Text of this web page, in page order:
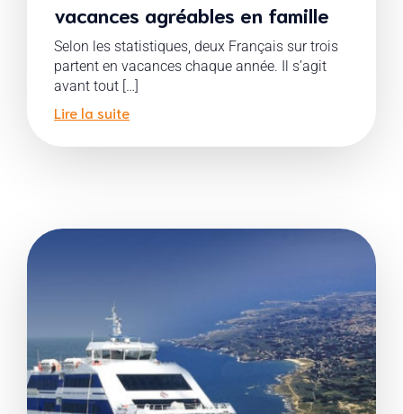
vacances agréables en famille
Selon les statistiques, deux Français sur trois
partent en vacances chaque année. Il s’agit
avant tout […]
Lire la suite